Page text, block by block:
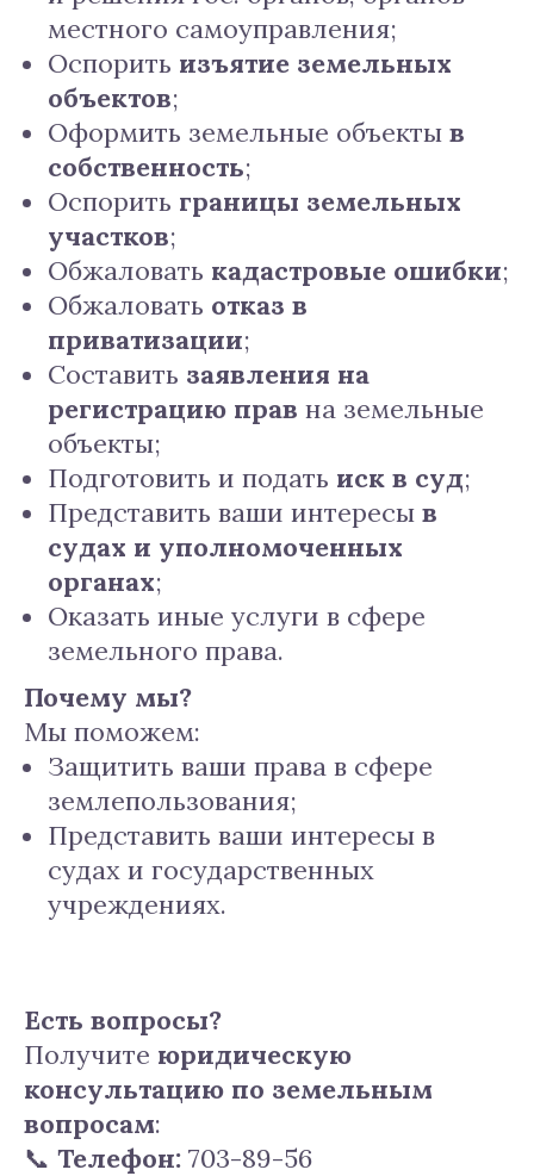
местного самоуправления;
Оспорить изъятие земельных
объектов;
Оформить земельные объекты в
собственность;
Оспорить границы земельных
участков;
Обжаловать кадастровые ошибки;
Обжаловать отказ в
приватизации;
Составить заявления на
регистрацию прав на земельные
объекты;
Подготовить и подать иск в суд;
Представить ваши интересы в
судах и уполномоченных
органах;
Оказать иные услуги в сфере
земельного права.
Почему мы?
Мы поможем:
Защитить ваши права в сфере
землепользования;
Представить ваши интересы в
судах и государственных
учреждениях.
Есть вопросы?
Получите юридическую
консультацию по земельным
вопросам:
📞 Телефон: 703-89-56